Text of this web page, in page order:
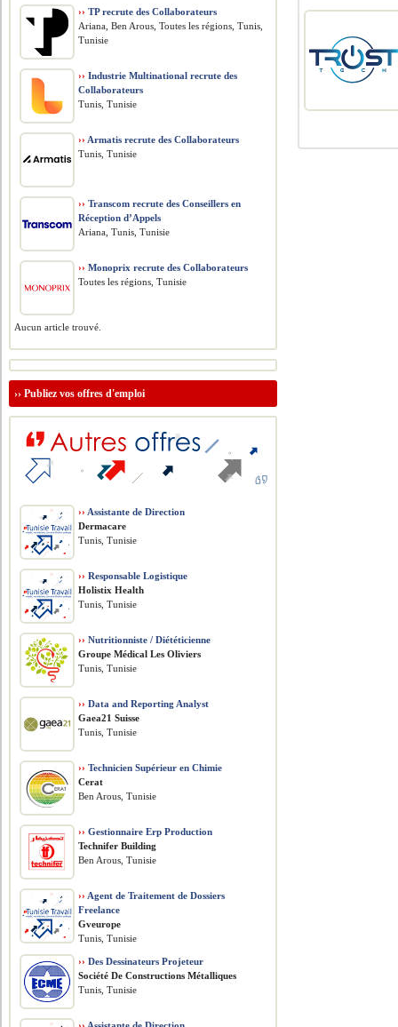
›› TP recrute des Collaborateurs
Ariana, Ben Arous, Toutes les régions, Tunis,
Tunisie
›› Industrie Multinational recrute des
Collaborateurs
Tunis, Tunisie
›› Armatis recrute des Collaborateurs
Tunis, Tunisie
›› Transcom recrute des Conseillers en
Réception d’Appels
Ariana, Tunis, Tunisie
›› Monoprix recrute des Collaborateurs
Toutes les régions, Tunisie
Aucun article trouvé.
››Publiez vos offres d'emploi
›› Assistante de Direction
Dermacare
Tunis, Tunisie
›› Responsable Logistique
Holistix Health
Tunis, Tunisie
›› Nutritionniste / Diététicienne
Groupe Médical Les Oliviers
Tunis, Tunisie
›› Data and Reporting Analyst
Gaea21 Suisse
Tunis, Tunisie
›› Technicien Supérieur en Chimie
Cerat
Ben Arous, Tunisie
›› Gestionnaire Erp Production
Technifer Building
Ben Arous, Tunisie
›› Agent de Traitement de Dossiers
Freelance
Gveurope
Tunis, Tunisie
›› Des Dessinateurs Projeteur
Société De Constructions Métalliques
Tunis, Tunisie